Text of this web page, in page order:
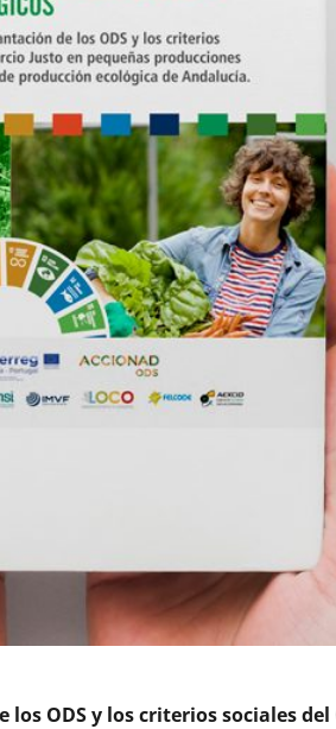
ODS y los criterios sociales